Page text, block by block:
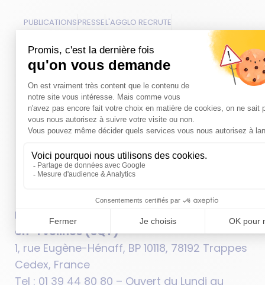
PUBLICATIONSPRESSEL'AGGLO RECRUTE
SUIVEZ-NOUS
Hôtel d’agglomération de Saint-Quentin-
en-Yvelines (SQY)
1, rue Eugène-Hénaff, BP 10118, 78192 Trappes
Cedex, France
Tel : 01 39 44 80 80 – Ouvert du Lundi au